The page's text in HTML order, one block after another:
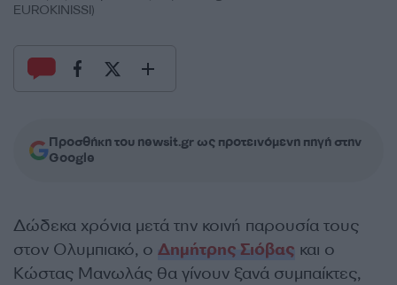
EUROKINISSI)
Προσθήκη του newsit.gr ως προτεινόμενη πηγή στην
Google
Δώδεκα χρόνια μετά την κοινή παρουσία τους
στον Ολυμπιακό, ο Δημήτρης Σιόβας και ο
Κώστας Μανωλάς θα γίνουν ξανά συμπαίκτες,